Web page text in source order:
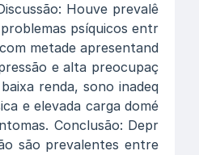
Houve prevalê
psíquicos entr
metade apresentand
e alta preocupaç
renda, sono inadeq
e elevada carga domé
Conclusão: Depr
são prevalentes entre